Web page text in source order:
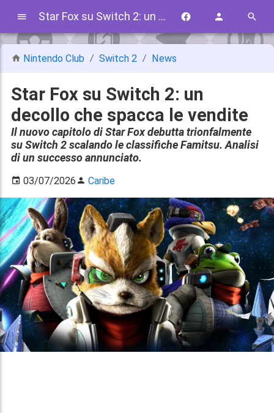
Star Fox su Switch 2: un decollo che spacca le vendite
Nintendo Club Switch 2 News
Star Fox su Switch 2: un
decollo che spacca le vendite
Il nuovo capitolo di Star Fox debutta trionfalmente
su Switch 2 scalando le classifiche Famitsu. Analisi
di un successo annunciato.
03/07/2026 Caribe